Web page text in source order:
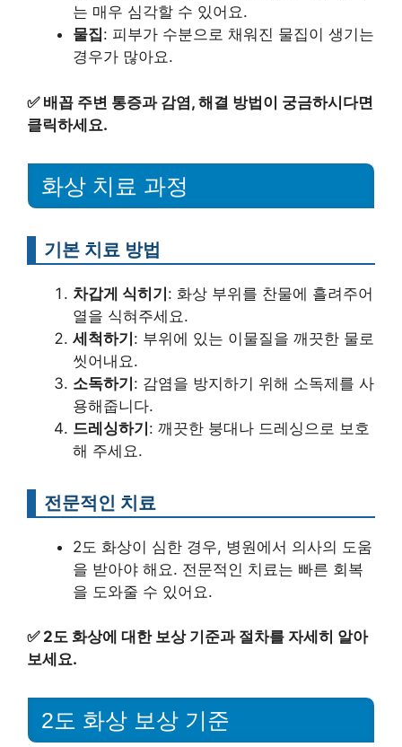
는 매우 심각할 수 있어요.
물집: 피부가 수분으로 채워진 물집이 생기는
경우가 많아요.
✅ 배꼽 주변 통증과 감염, 해결 방법이 궁금하시다면
클릭하세요.
화상 치료 과정
기본 치료 방법
차갑게 식히기: 화상 부위를 찬물에 흘려주어
열을 식혀주세요.
세척하기: 부위에 있는 이물질을 깨끗한 물로
씻어내요.
소독하기: 감염을 방지하기 위해 소독제를 사
용해줍니다.
드레싱하기: 깨끗한 붕대나 드레싱으로 보호
해 주세요.
전문적인 치료
2도 화상이 심한 경우, 병원에서 의사의 도움
을 받아야 해요. 전문적인 치료는 빠른 회복
을 도와줄 수 있어요.
✅ 2도 화상에 대한 보상 기준과 절차를 자세히 알아
보세요.
2도 화상 보상 기준